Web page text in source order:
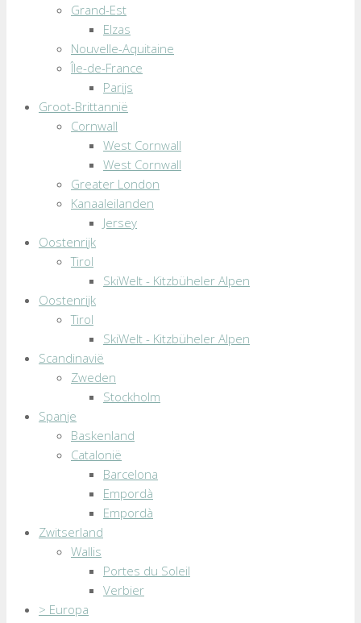
Grand-Est
Elzas
Nouvelle-Aquitaine
Île-de-France
Parijs
Groot-Brittannië
Cornwall
West Cornwall
West Cornwall
Greater London
Kanaaleilanden
Jersey
Oostenrijk
Tirol
SkiWelt - Kitzbüheler Alpen
Oostenrijk
Tirol
SkiWelt - Kitzbüheler Alpen
Scandinavië
Zweden
Stockholm
Spanje
Baskenland
Catalonië
Barcelona
Empordà
Empordà
Zwitserland
Wallis
Portes du Soleil
Verbier
> Europa